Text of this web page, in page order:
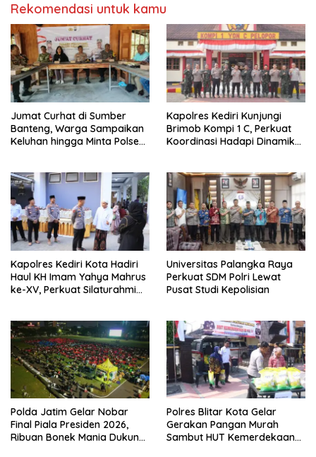
Rekomendasi untuk kamu
Jumat Curhat di Sumber
Banteng, Warga Sampaikan
Keluhan hingga Minta Polsek
Kapolres Kediri Kunjungi
Brimob Kompi 1 C, Perkuat
Koordinasi Hadapi Dinamika
Kapolres Kediri Kota Hadiri
Haul KH Imam Yahya Mahrus
ke-XV, Perkuat Silaturahmi
Universitas Palangka Raya
Perkuat SDM Polri Lewat
Pusat Studi Kepolisian
Polda Jatim Gelar Nobar
Final Piala Presiden 2026,
Ribuan Bonek Mania Dukung
Polres Blitar Kota Gelar
Gerakan Pangan Murah
Sambut HUT Kemerdekaan